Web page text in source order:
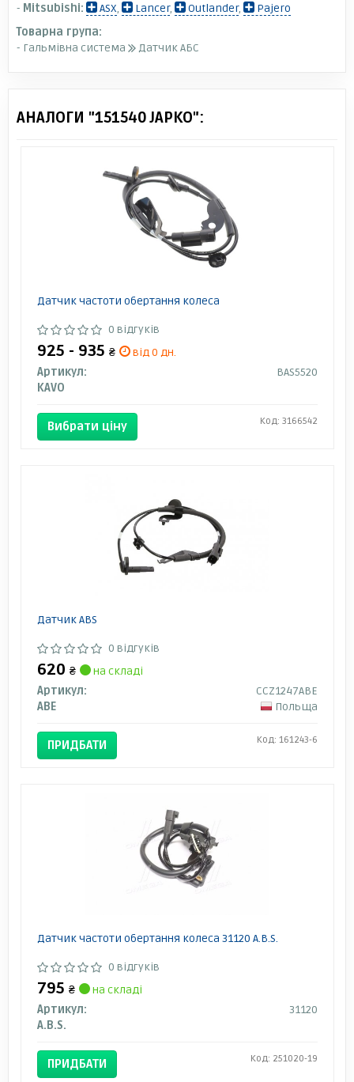
- Mitsubishi: ASX, Lancer, Outlander,
Pajero
Товарна група:
- Гальмівна система
Датчик АБС
АНАЛОГИ "151540 JAPKO":
Датчик частоти обертання колеса
0 відгуків
925 - 935 ₴
від 0 дн.
Артикул:
BAS5520
KAVO
Вибрати ціну Код: 3166542
Датчик ABS
0 відгуків
620 ₴
на складі
Артикул:
CCZ1247ABE
ABE
Польща
ПРИДБАТИ Код: 161243-6
Датчик частоти обертання колеса 31120 A.B.S.
0 відгуків
795 ₴
на складі
Артикул:
31120
A.B.S.
ПРИДБАТИ Код: 251020-19